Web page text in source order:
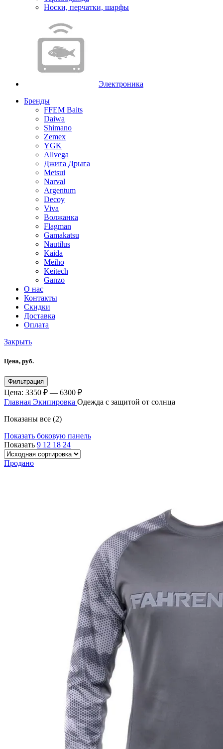
Носки, перчатки, шарфы
Электроника
Бренды
FFEM Baits
Daiwa
Shimano
Zemex
YGK
Allvega
Джига Дрыга
Metsui
Narval
Argentum
Decoy
Viva
Волжанка
Flagman
Gamakatsu
Nautilus
Kaida
Meiho
Keitech
Ganzo
О нас
Контакты
Скидки
Доставка
Оплата
Закрыть
Цена, руб.
Фильтрация
Цена: 3350 ₽ — 6300 ₽
Главная Экипировка Одежда с защитой от солнца
Показаны все (2)
Показать боковую панель
Показать 9 12 18 24
Продано